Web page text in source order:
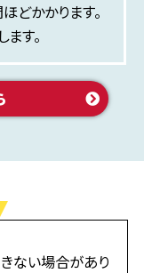
どかかります。
す。
ない場合があり